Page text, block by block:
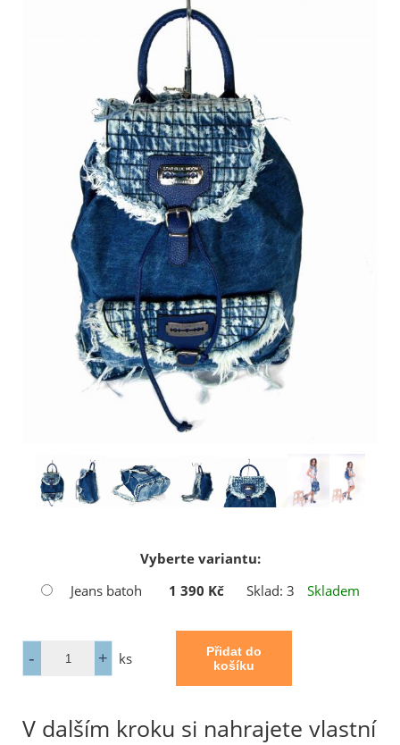
Vyberte variantu:
Jeans batoh
1 390 Kč Sklad: 3 Skladem
ks
V dalším kroku si nahrajete vlastní